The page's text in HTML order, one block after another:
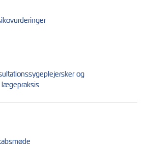
og
lægepraksis